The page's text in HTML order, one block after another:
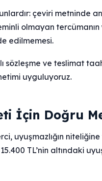
çeviri metninde
olmayan
edilmemesi.
sözleşme ve teslimat
uyguluyoruz.
İçin Doğru
uyuşmazlığın
TL’nin altındaki